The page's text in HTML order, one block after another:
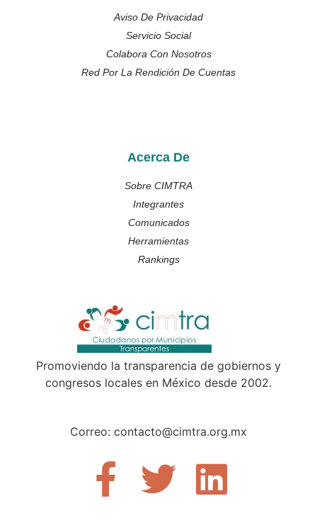
Promoviendo la transparencia de gobiernos y
congresos locales en México desde 2002.
Correo: contacto@cimtra.org.mx
Acerca De
Sobre CIMTRA
Integrantes
Comunicados
Herramientas
Rankings
Aviso De Privacidad
Servicio Social
Colabora Con Nosotros
Red Por La Rendición De Cuentas